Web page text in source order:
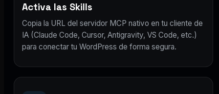
Activa las Skills
Copia la URL del servidor MCP nativo en tu cliente de
IA (Claude Code, Cursor, Antigravity, VS Code, etc.)
para conectar tu WordPress de forma segura.